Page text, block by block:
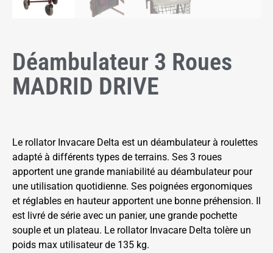
Déambulateur 3 Roues
MADRID DRIVE
Le rollator Invacare Delta est un déambulateur à roulettes
adapté à différents types de terrains. Ses 3 roues
apportent une grande maniabilité au déambulateur pour
une utilisation quotidienne. Ses poignées ergonomiques
et réglables en hauteur apportent une bonne préhension. Il
est livré de série avec un panier, une grande pochette
souple et un plateau. Le rollator Invacare Delta tolère un
poids max utilisateur de 135 kg.